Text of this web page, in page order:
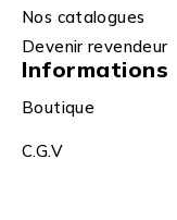
Nos catalogues
Devenir revendeur
Informations
Boutique
C.G.V